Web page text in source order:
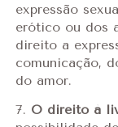
expressão
erótico ou dos
direito a
comunicação,
do amor.
7. O direito à